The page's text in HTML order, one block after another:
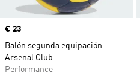
Precio
€ 23
Balón segunda equipación
Arsenal Club
Performance